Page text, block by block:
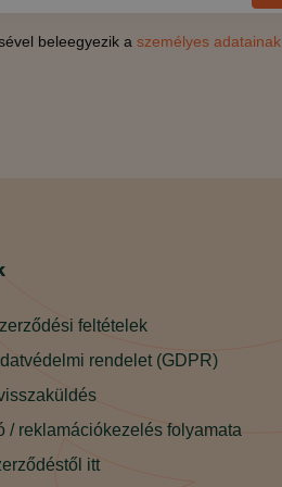
beleegyezik a személyes adatainak
feltételek
rendelet (GDPR)
/ reklamációkezelés folyamata
itt